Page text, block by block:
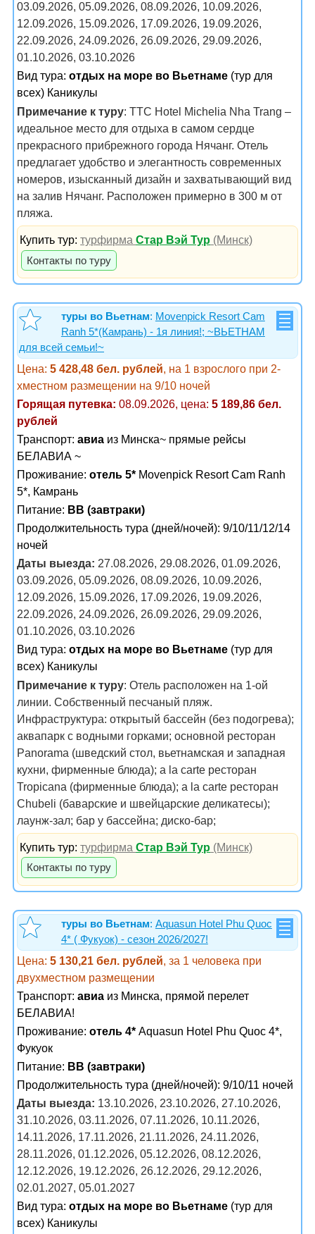
03.09.2026, 05.09.2026, 08.09.2026, 10.09.2026,
12.09.2026, 15.09.2026, 17.09.2026, 19.09.2026,
22.09.2026, 24.09.2026, 26.09.2026, 29.09.2026,
01.10.2026, 03.10.2026
Вид тура: отдых на море во Вьетнаме (тур для
всех) Каникулы
Примечание к туру: TTC Hotel Michelia Nha Trang –
идеальное место для отдыха в самом сердце
прекрасного прибрежного города Нячанг. Отель
предлагает удобство и элегантность современных
номеров, изысканный дизайн и захватывающий вид
на залив Нячанг. Расположен примерно в 300 м от
пляжа.
Купить тур:турфирмаСтар Вэй Тур (Минск)
Контакты по туру
туры во Вьетнам: Movenpick Resort Cam
Ranh 5*(Камрань) - 1я линия!; ~ВЬЕТНАМ
для всей семьи!~
Цена: 5 428,48 бел. рублей, на 1 взрослого при 2-
хместном размещении на 9/10 ночей
Горящая путевка: 08.09.2026, цена: 5 189,86 бел.
рублей
Транспорт: авиа из Минска~ прямые рейсы
БЕЛАВИА ~
Проживание: отель 5* Movenpick Resort Cam Ranh
5*, Камрань
Питание: BB (завтраки)
Продолжительность тура (дней/ночей): 9/10/11/12/14
ночей
Даты выезда: 27.08.2026, 29.08.2026, 01.09.2026,
03.09.2026, 05.09.2026, 08.09.2026, 10.09.2026,
12.09.2026, 15.09.2026, 17.09.2026, 19.09.2026,
22.09.2026, 24.09.2026, 26.09.2026, 29.09.2026,
01.10.2026, 03.10.2026
Вид тура: отдых на море во Вьетнаме (тур для
всех) Каникулы
Примечание к туру: Отель расположен на 1-ой
линии. Собственный песчаный пляж.
Инфраструктура: открытый бассейн (без подогрева);
аквапарк с водными горками; основной ресторан
Panorama (шведский стол, вьетнамская и западная
кухни, фирменные блюда); a la carte ресторан
Tropicana (фирменные блюда); a la carte ресторан
Chubeli (баварские и швейцарские деликатесы);
лаунж-зал; бар у бассейна; диско-бар;
Купить тур:турфирмаСтар Вэй Тур (Минск)
Контакты по туру
туры во Вьетнам: Aquasun Hotel Phu Quoc
4* ( Фукуок) - сезон 2026/2027!
Цена: 5 130,21 бел. рублей, за 1 человека при
двухместном размещении
Транспорт: авиа из Минска, прямой перелет
БЕЛАВИА!
Проживание: отель 4* Aquasun Hotel Phu Quoc 4*,
Фукуок
Питание: BB (завтраки)
Продолжительность тура (дней/ночей): 9/10/11 ночей
Даты выезда: 13.10.2026, 23.10.2026, 27.10.2026,
31.10.2026, 03.11.2026, 07.11.2026, 10.11.2026,
14.11.2026, 17.11.2026, 21.11.2026, 24.11.2026,
28.11.2026, 01.12.2026, 05.12.2026, 08.12.2026,
12.12.2026, 19.12.2026, 26.12.2026, 29.12.2026,
02.01.2027, 05.01.2027
Вид тура: отдых на море во Вьетнаме (тур для
всех) Каникулы